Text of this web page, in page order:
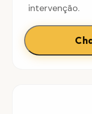
intervenção.